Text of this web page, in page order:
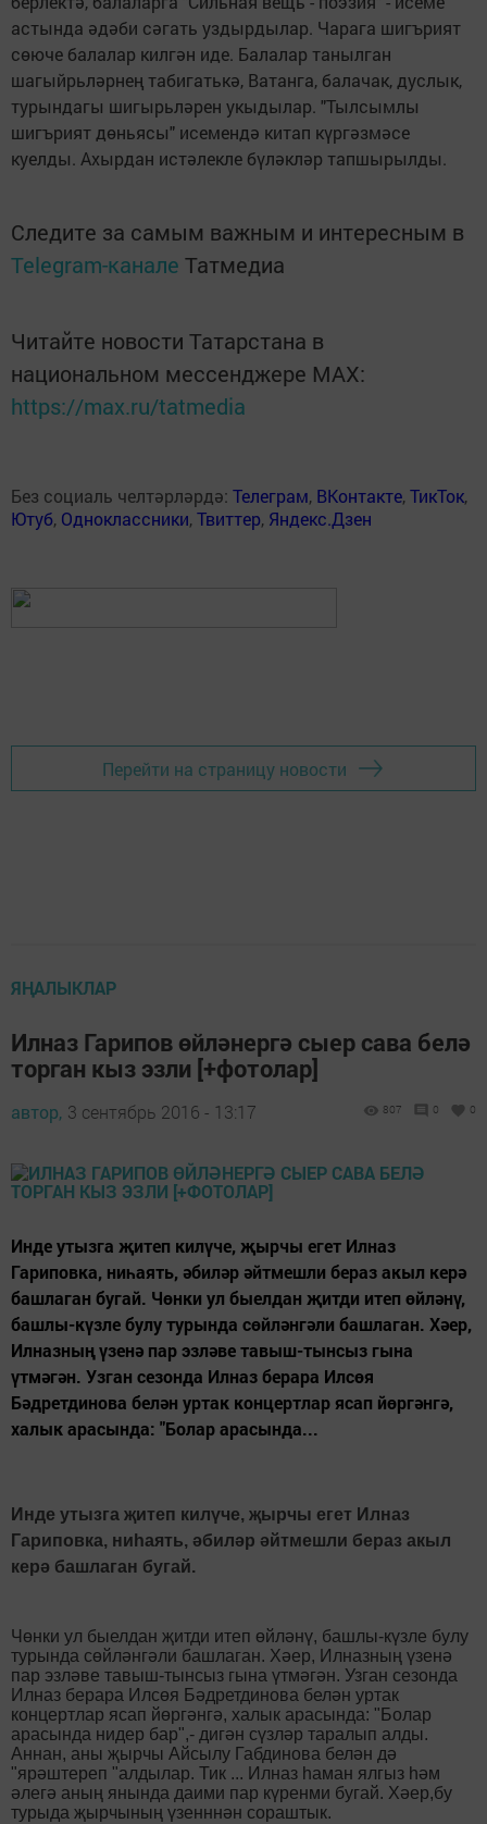
астында әдәби сәгать уздырдылар. Чарага шигърият
сөюче балалар килгән иде. Балалар танылган
шагыйрьләрнең табигатькә, Ватанга, балачак, дуслык,
турындагы шигырьләрен укыдылар. "Тылсымлы
шигърият дөньясы" исемендә китап күргәзмәсе
куелды. Ахырдан истәлекле бүләкләр тапшырылды.
Следите за самым важным и интересным в
Telegram-канале Татмедиа
Читайте новости Татарстана в
национальном мессенджере MАХ:
https://max.ru/tatmedia
Без социаль челтәрләрдә: Телеграм, ВКонтакте,ТикТок,
Ютуб, Одноклассники,Твиттер, Яндекс.Дзен
Перейти на страницу новости
ЯҢАЛЫКЛАР
Илназ Гарипов өйләнергә сыер сава белә
торган кыз эзли [+фотолар]
автор, 3 сентябрь 2016 - 13:17 807 0 0
Инде утызга җитеп килүче, җырчы егет Илназ
Гариповка, ниһаять, әбиләр әйтмешли бераз акыл керә
башлаган бугай. Чөнки ул быелдан җитди итеп өйләнү,
башлы-күзле булу турында сөйләнгәли башлаган. Хәер,
Илназның үзенә пар эзләве тавыш-тынсыз гына
үтмәгән. Узган сезонда Илназ берара Илсөя
Бәдретдинова белән уртак концертлар ясап йөргәнгә,
халык арасында: "Болар арасында...
Инде утызга җитеп килүче, җырчы егет Илназ
Гариповка, ниһаять, әбиләр әйтмешли бераз акыл
керә башлаган бугай.
Чөнки ул быелдан җитди итеп өйләнү, башлы-күзле булу
турында сөйләнгәли башлаган. Хәер, Илназның үзенә
пар эзләве тавыш-тынсыз гына үтмәгән. Узган сезонда
Илназ берара Илсөя Бәдретдинова белән уртак
концертлар ясап йөргәнгә, халык арасында: "Болар
арасында нидер бар",- дигән сүзләр таралып алды.
Аннан, аны җырчы Айсылу Габдинова белән дә
"ярәштереп "алдылар. Тик ... Илназ һаман ялгыз һәм
әлегә аның янында даими пар күренми бугай. Хәер,бу
турыда җырчының үзенннән сораштык.